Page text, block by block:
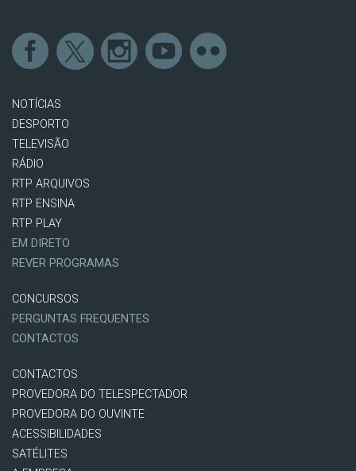
NOTÍCIAS
DESPORTO
TELEVISÃO
RÁDIO
RTP ARQUIVOS
RTP ENSINA
RTP PLAY
EM DIRETO
REVER PROGRAMAS
CONCURSOS
PERGUNTAS FREQUENTES
CONTACTOS
CONTACTOS
PROVEDORA DO TELESPECTADOR
PROVEDORA DO OUVINTE
ACESSIBILIDADES
SATÉLITES